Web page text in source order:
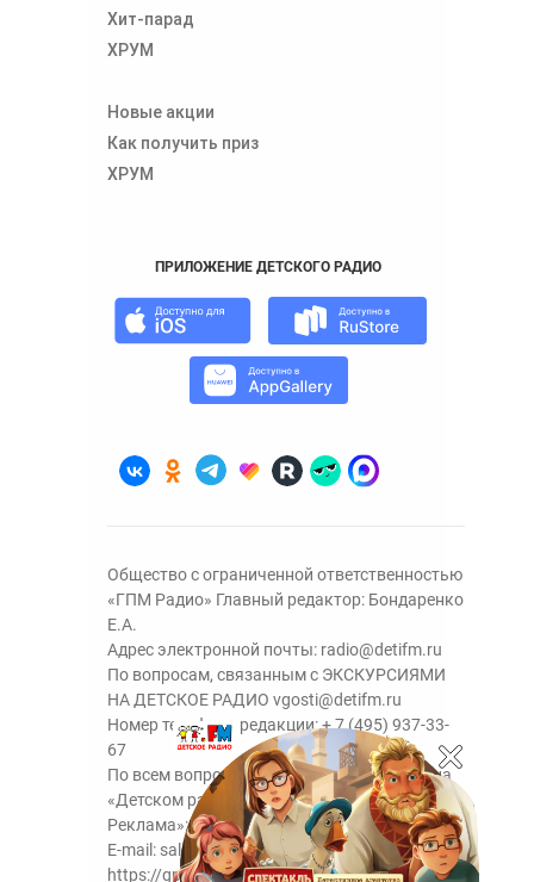
Хит-парад
ХРУМ
Новые акции
Как получить приз
ХРУМ
ПРИЛОЖЕНИЕ ДЕТСКОГО РАДИО
Общество с ограниченной ответственностью
«ГПМ Радио» Главный редактор: Бондаренко
Е.А.
Адрес электронной почты: radio@detifm.ru
По вопросам, связанным с ЭКСКУРСИЯМИ
НА ДЕТСКОЕ РАДИО vgosti@detifm.ru
Номер телефона редакции:+ 7 (495) 937-33-
67
По всем вопросам размещения рекламы на
«Детском радио» - сейлз-хаус «ГПМ
Реклама»:+7 (495) 921-40-41
E-mail: sales@gazprom-media.ru
https://gpmsaleshouse.ru/